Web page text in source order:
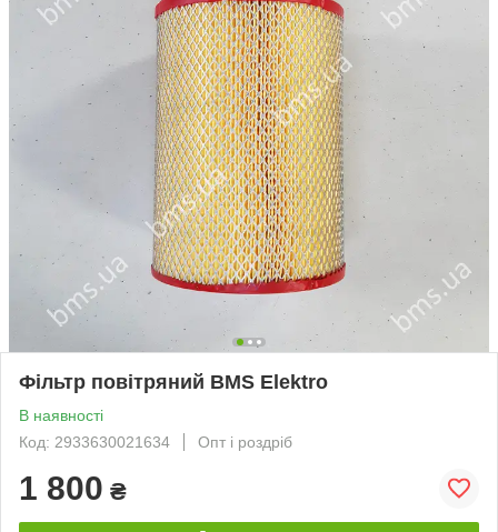
Фільтр повітряний BMS Elektro
В наявності
Код: 2933630021634
Опт і роздріб
1 800 ₴